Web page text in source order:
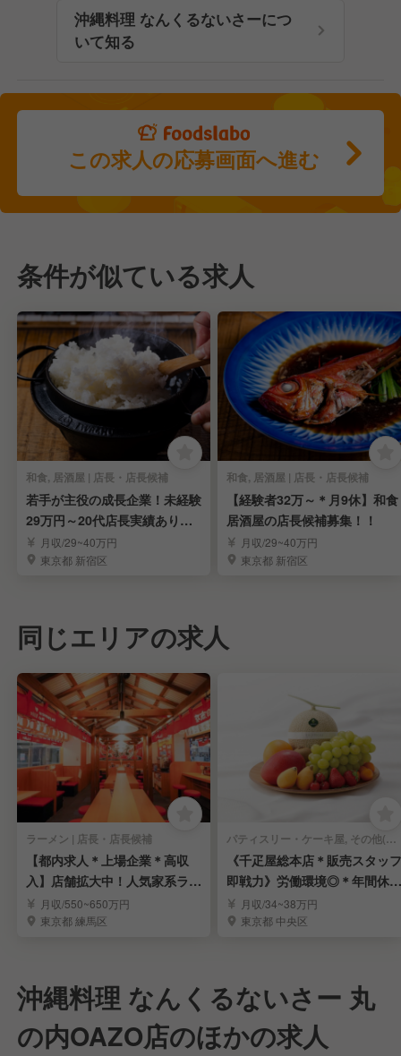
沖縄料理 なんくるないさーにつ
いて知る
この求人の応募画面へ進む
条件が似ている求人
和食, 居酒屋 | 店長・店長候補
若手が主役の成長企業！未経験
29万円～20代店長実績あり◎
店長候補募集
月収/29~40万円
東京都 新宿区
和食, 居酒屋 | 店長・店長候補
【経験者32万～＊月9休】和食
居酒屋の店長候補募集！！
月収/29~40万円
東京都 新宿区
同じエリアの求人
ラーメン | 店長・店長候補
【都内求人＊上場企業＊高収
入】店舗拡大中！人気家系ラー
メン「町田商店」
月収/550~650万円
東京都 練馬区
パティスリー・ケーキ屋, その他(料理ジャンル) | 店長・店長候補
《千疋屋総本店＊販売スタッフ
即戦力》労働環境◎＊年間休1
15日＊賞与年3回
月収/34~38万円
東京都 中央区
沖縄料理 なんくるないさー 丸
の内OAZO店のほかの求人